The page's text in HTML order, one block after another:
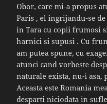
Obor, care mi-a propus
Paris , el ingrijandu-se
in Tara cu copii frumosi
harnici si supusi . Cu
am putea spune, cu
atunci cand vorbeste
naturale exista, nu-i asa,
Aceasta este Romania
desparti niciodata in